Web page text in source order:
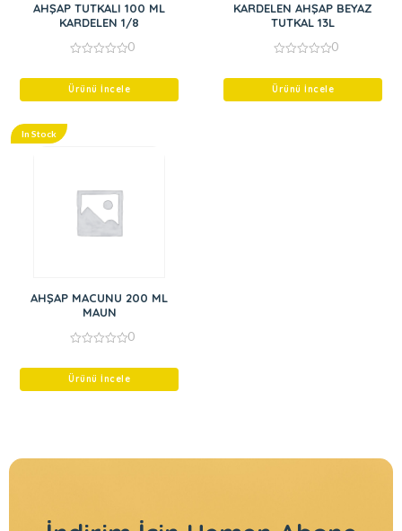
AHŞAP TUTKALI 100 ML
KARDELEN 1/8
of
0
Ürünü İncele
KARDELEN AHŞAP BEYAZ
TUTKAL 13L
of
0
Ürünü İncele
In Stock
AHŞAP MACUNU 200 ML
MAUN
of
0
Ürünü İncele